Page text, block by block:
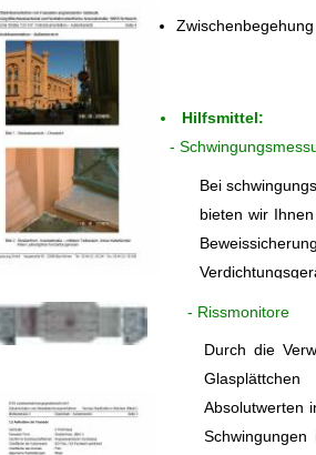
Durch die
Absolutwerten
Bei
bieten wir
Hilfsmittel:
-
- Rissmonitore